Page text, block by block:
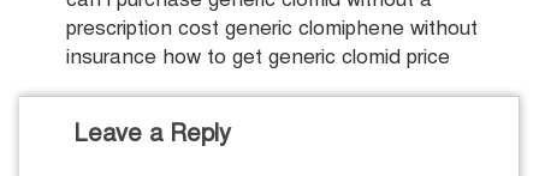
prescription cost generic clomiphene without
insurance how to get generic clomid price
Leave a Reply